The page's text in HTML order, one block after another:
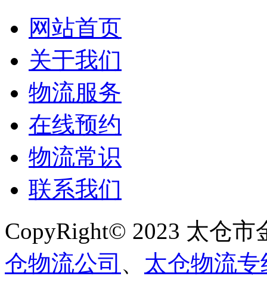
网站首页
关于我们
物流服务
在线预约
物流常识
联系我们
CopyRight© 2023 太仓
仓物流公司 、 太仓物流专